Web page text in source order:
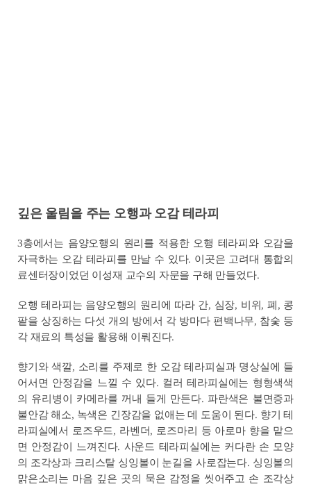
깊은 울림을 주는 오행과 오감 테라피
3층에서는 음양오행의 원리를 적용한 오행 테라피와 오감을
자극하는 오감 테라피를 만날 수 있다. 이곳은 고려대 통합의
료센터장이었던 이성재 교수의 자문을 구해 만들었다.
오행 테라피는 음양오행의 원리에 따라 간, 심장, 비위, 폐, 콩
팥을 상징하는 다섯 개의 방에서 각 방마다 편백나무, 참숯 등
각 재료의 특성을 활용해 이뤄진다.
향기와 색깔, 소리를 주제로 한 오감 테라피실과 명상실에 들
어서면 안정감을 느낄 수 있다. 컬러 테라피실에는 형형색색
의 유리병이 카메라를 꺼내 들게 만든다. 파란색은 불면증과
불안감 해소, 녹색은 긴장감을 없애는 데 도움이 된다. 향기 테
라피실에서 로즈우드, 라벤더, 로즈마리 등 아로마 향을 맡으
면 안정감이 느껴진다. 사운드 테라피실에는 커다란 손 모양
의 조각상과 크리스탈 싱잉볼이 눈길을 사로잡는다. 싱잉볼의
맑은소리는 마음 깊은 곳의 묵은 감정을 씻어주고 손 조각상